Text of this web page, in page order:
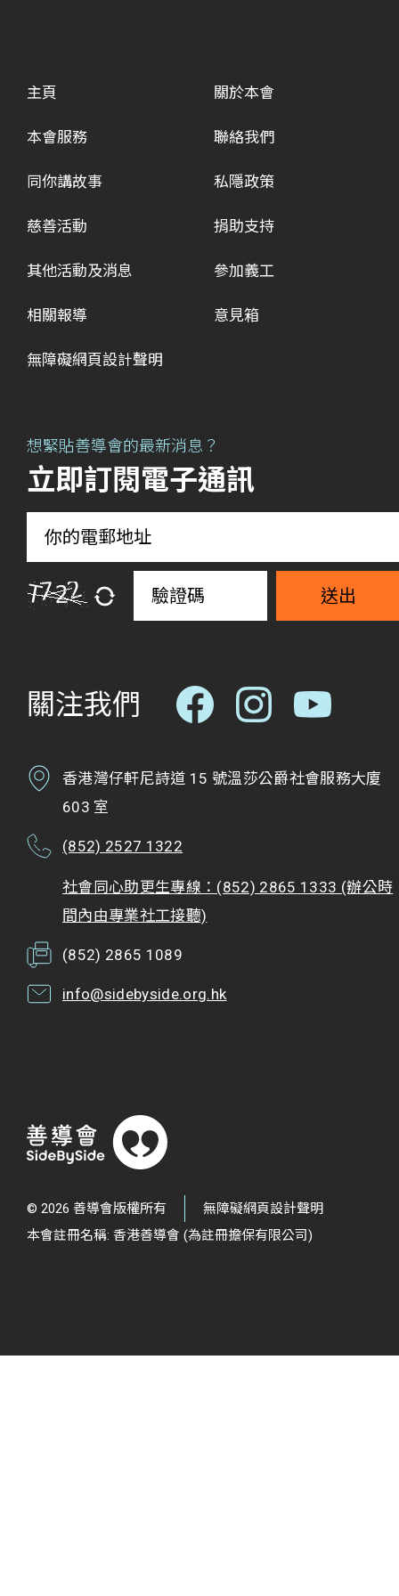
主頁
本會服務
同你講故事
慈善活動
其他活動及消息
相關報導
關於本會
聯絡我們
私隱政策
捐助支持
參加義工
意見箱
無障礙網頁設計聲明
想緊貼善導會的最新消息？
立即訂閱電子通訊
送出
關注我們
香港灣仔軒尼詩道 15 號溫莎公爵社會服務大廈
603 室
(852) 2527 1322
社會同心助更生專線：(852) 2865 1333 (辦公時
間內由專業社工接聽)
(852) 2865 1089
info@sidebyside.org.hk
© 2026 善導會版權所有
無障礙網頁設計聲明
本會註冊名稱: 香港善導會 (為註冊擔保有限公司)